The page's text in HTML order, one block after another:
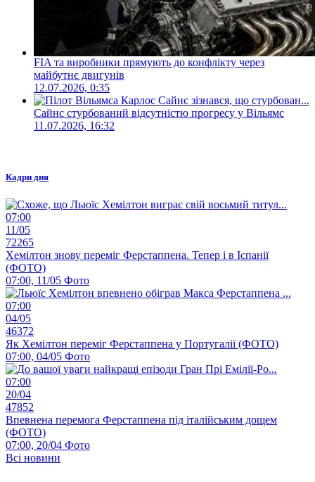
FIA та виробники прямують до конфлікту через
майбутнє двигунів
12.07.2026, 0:35
Сайнс стурбований відсутністю прогресу у Вільямс
11.07.2026, 16:32
Кадри дня
07:00
11/05
72265
Хемілтон знову переміг Ферстаппена. Тепер і в Іспанії
(ФОТО)
07:00, 11/05 Фото
07:00
04/05
46372
Як Хемілтон переміг Ферстаппена у Португалії (ФОТО)
07:00, 04/05 Фото
07:00
20/04
47852
Впевнена перемога Ферстаппена під італійським дощем
(ФОТО)
07:00, 20/04 Фото
Всі новини